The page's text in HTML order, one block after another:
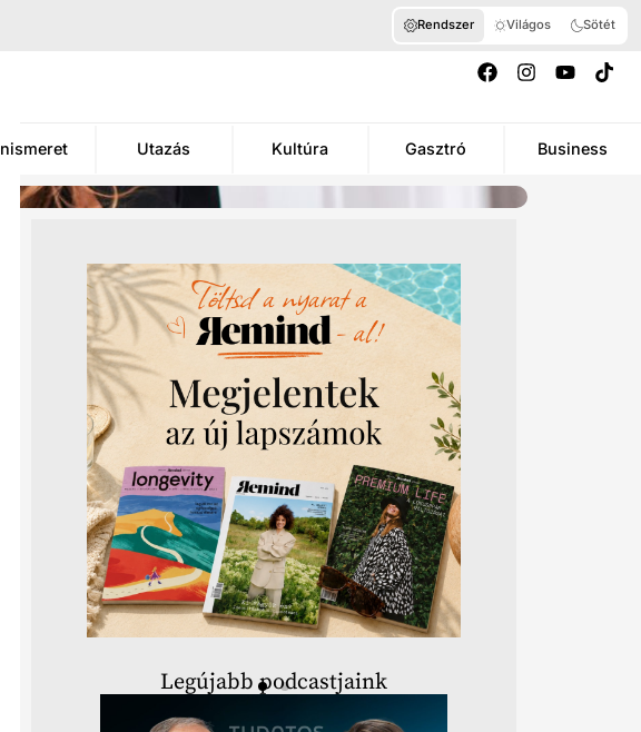
Rendszer Világos Sötét
Utazás Kultúra Gasztró Business
Legújabb podcastjaink